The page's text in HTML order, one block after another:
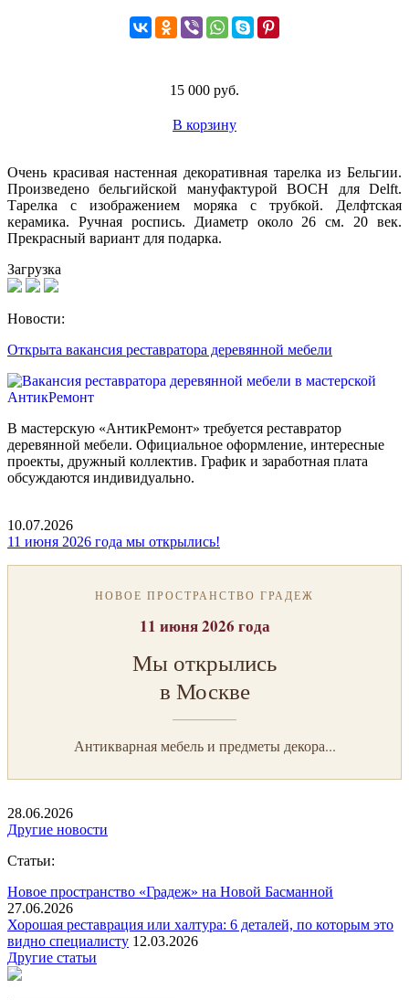
15 000 руб.
В корзину
Очень красивая настенная декоративная тарелка из Бельгии.
Произведено бельгийской мануфактурой BOCH для Delft.
Тарелка с изображением моряка с трубкой. Делфтская
керамика. Ручная роспись. Диаметр около 26 см. 20 век.
Прекрасный вариант для подарка.
Загрузка
Новости:
Открыта вакансия реставратора деревянной мебели
В мастерскую «АнтикРемонт» требуется реставратор
деревянной мебели. Официальное оформление, интересные
проекты, дружный коллектив. График и заработная плата
обсуждаются индивидуально.
10.07.2026
11 июня 2026 года мы открылись!
НОВОЕ ПРОСТРАНСТВО ГРАДЕЖ
11 июня 2026 года
Мы открылись
в Москве
Антикварная мебель и предметы декора...
28.06.2026
Другие новости
Статьи:
Новое пространство «Градеж» на Новой Басманной
27.06.2026
Хорошая реставрация или халтура: 6 деталей, по которым это
видно специалисту 12.03.2026
Другие статьи